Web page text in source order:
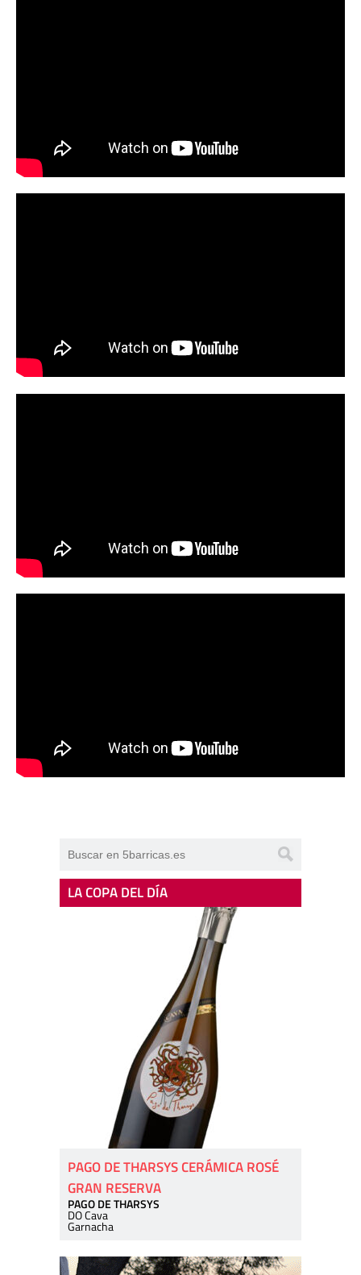
LA COPA DEL DÍA
PAGO DE THARSYS CERÁMICA ROSÉ
GRAN RESERVA
PAGO DE THARSYS
DO Cava
Garnacha